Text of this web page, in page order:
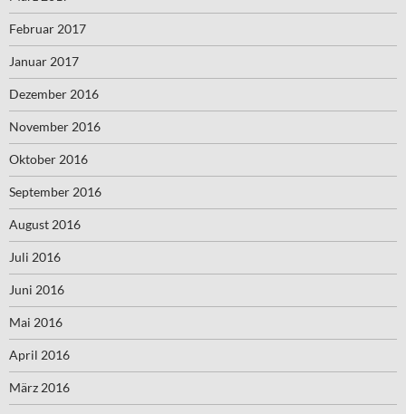
Februar 2017
Januar 2017
Dezember 2016
November 2016
Oktober 2016
September 2016
August 2016
Juli 2016
Juni 2016
Mai 2016
April 2016
März 2016